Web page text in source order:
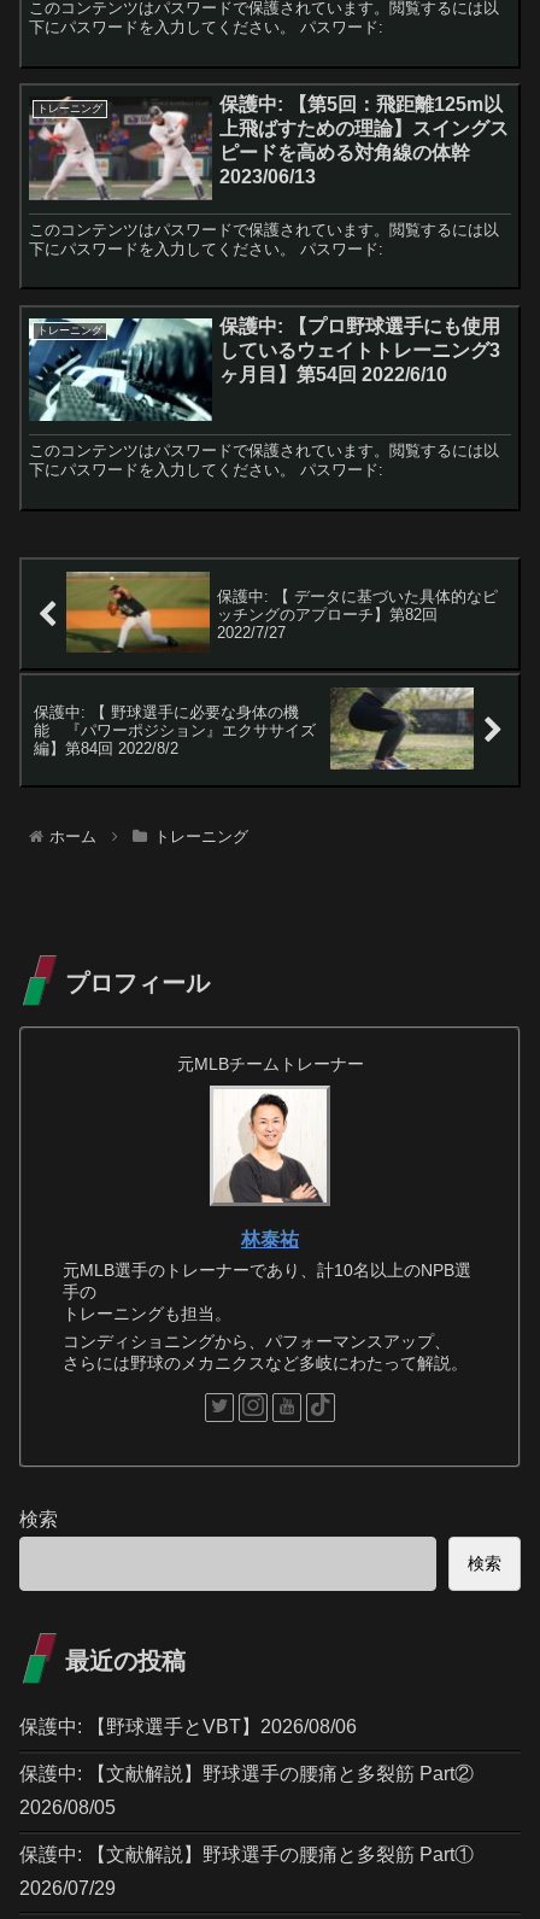
このコンテンツはパスワードで保護されています。閲覧するには以
下にパスワードを入力してください。 パスワード:
トレーニング
保護中: 【第5回：飛距離125m以
上飛ばすための理論】スイングス
ピードを高める対角線の体幹
2023/06/13
このコンテンツはパスワードで保護されています。閲覧するには以
下にパスワードを入力してください。 パスワード:
トレーニング
保護中: 【プロ野球選手にも使用
しているウェイトトレーニング3
ヶ月目】第54回 2022/6/10
このコンテンツはパスワードで保護されています。閲覧するには以
下にパスワードを入力してください。 パスワード:
保護中: 【 データに基づいた具体的なピ
ッチングのアプローチ】第82回
2022/7/27
保護中: 【 野球選手に必要な身体の機
能 『パワーポジション』エクササイズ
編】第84回 2022/8/2
ホーム トレーニング
プロフィール
元MLBチームトレーナー
林泰祐
元MLB選手のトレーナーであり、計10名以上のNPB選
手の
トレーニングも担当。
コンディショニングから、パフォーマンスアップ、
さらには野球のメカニクスなど多岐にわたって解説。
検索
検索
最近の投稿
保護中: 【野球選手とVBT】2026/08/06
保護中: 【文献解説】野球選手の腰痛と多裂筋 Part②
2026/08/05
保護中: 【文献解説】野球選手の腰痛と多裂筋 Part①
2026/07/29